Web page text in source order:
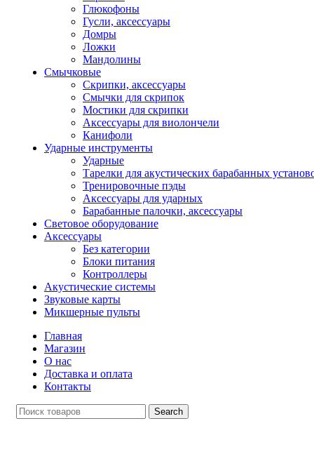
Глюкофоны
Гусли, аксессуары
Домры
Ложки
Мандолины
Смычковые
Скрипки, аксессуары
Смычки для скрипок
Мостики для скрипки
Аксессуары для виолончели
Канифоли
Ударные инструменты
Ударные
Тарелки для акустических барабанных
Тренировочные пэды
Аксессуары для ударных
Барабанные палочки, аксессуары
Световое оборудование
Аксессуары
Без категории
Блоки питания
Контроллеры
Акустические системы
Звуковые карты
Микшерные пульты
Главная
Магазин
О нас
Доставка и оплата
Контакты
Search